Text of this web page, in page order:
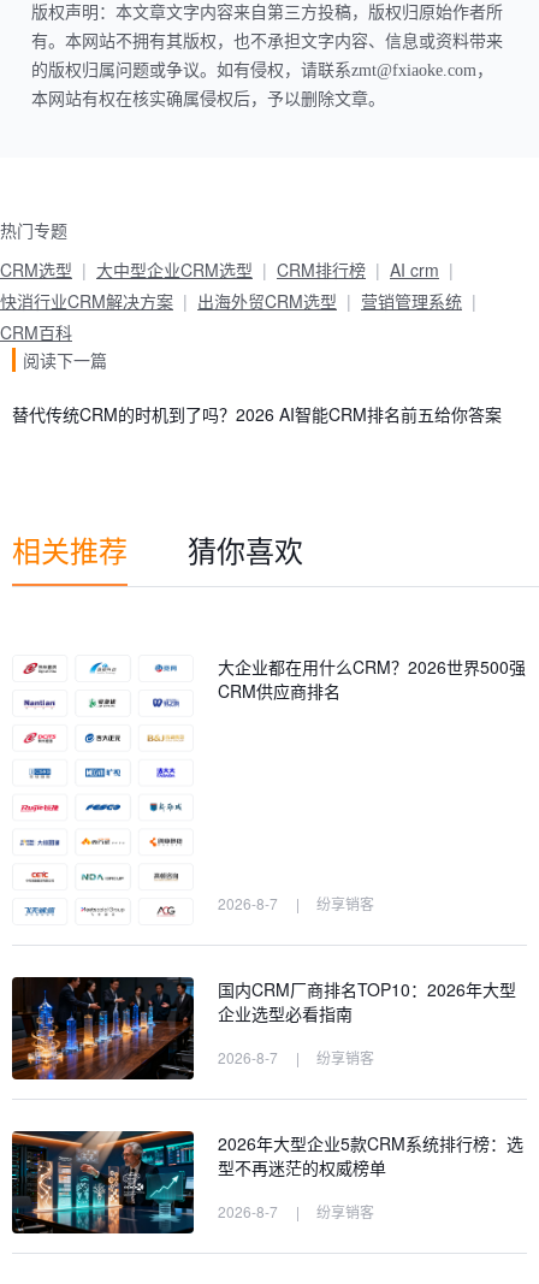
版权声明：本文章文字内容来自第三方投稿，版权归原始作者所
有。本网站不拥有其版权，也不承担文字内容、信息或资料带来
的版权归属问题或争议。如有侵权，请联系zmt@fxiaoke.com，
本网站有权在核实确属侵权后，予以删除文章。
热门专题
CRM选型
大中型企业CRM选型 CRM排行榜
AI crm
快消行业CRM解决方案
出海外贸CRM选型
营销管理系统
CRM百科
阅读下一篇
替代传统CRM的时机到了吗？2026 AI智能CRM排名前五给你答案
相关推荐 猜你喜欢
大企业都在用什么CRM？2026世界500强
CRM供应商排名
2026-8-7 | 纷享销客
国内CRM厂商排名TOP10：2026年大型
企业选型必看指南
2026-8-7 | 纷享销客
2026年大型企业5款CRM系统排行榜：选
型不再迷茫的权威榜单
2026-8-7 | 纷享销客